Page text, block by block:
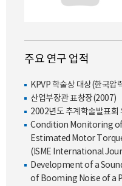
주요 연구 업적
KPVP 학술상 대상(한국압
산업부장관 표창장(2007)
2002년도 추계학술발표회
Condition Monitoring
Estimated Motor
(ISME International
Development of a
of Booming Noise of a